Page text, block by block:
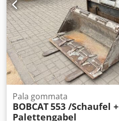
Pala gommata
BOBCAT553 /Schaufel +
Palettengabel